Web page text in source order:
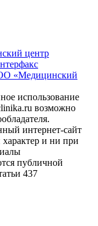
центр
«Медицинский
использование
возможно
интернет-сайт
и ни при
публичной
437